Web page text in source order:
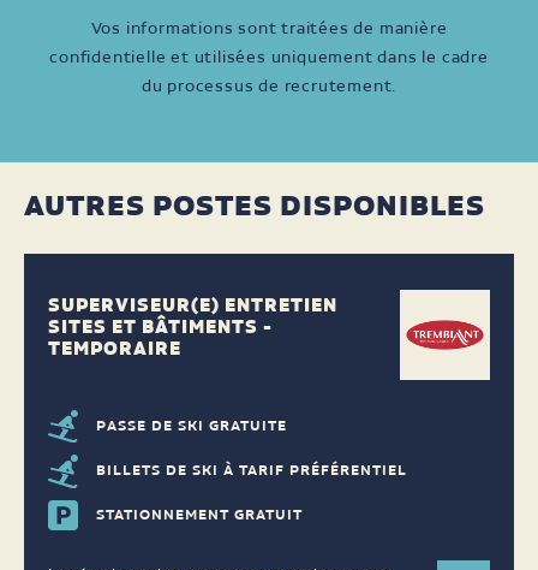
Vos informations sont traitées de manière
confidentielle et utilisées uniquement dans le cadre
du processus de recrutement.
AUTRES POSTES DISPONIBLES
SUPERVISEUR(E) ENTRETIEN
SITES ET BÂTIMENTS -
TEMPORAIRE
PASSE DE SKI GRATUITE
BILLETS DE SKI À TARIF PRÉFÉRENTIEL
STATIONNEMENT GRATUIT